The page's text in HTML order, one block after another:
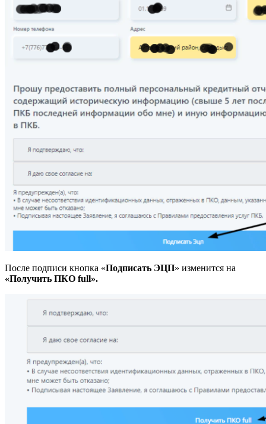
После подписи кнопка «Подписать ЭЦП» изменится на
«Получить ПКО full».